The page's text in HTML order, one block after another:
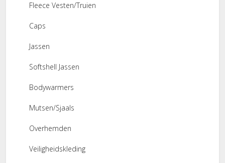
Fleece Vesten/Truien
Caps
Jassen
Softshell Jassen
Bodywarmers
Mutsen/Sjaals
Overhemden
Veiligheidskleding